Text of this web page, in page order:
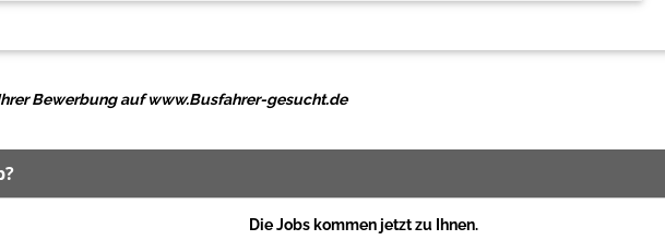
Bewerbung auf www.Busfahrer-gesucht.de
Die Jobs kommen jetzt zu Ihnen.